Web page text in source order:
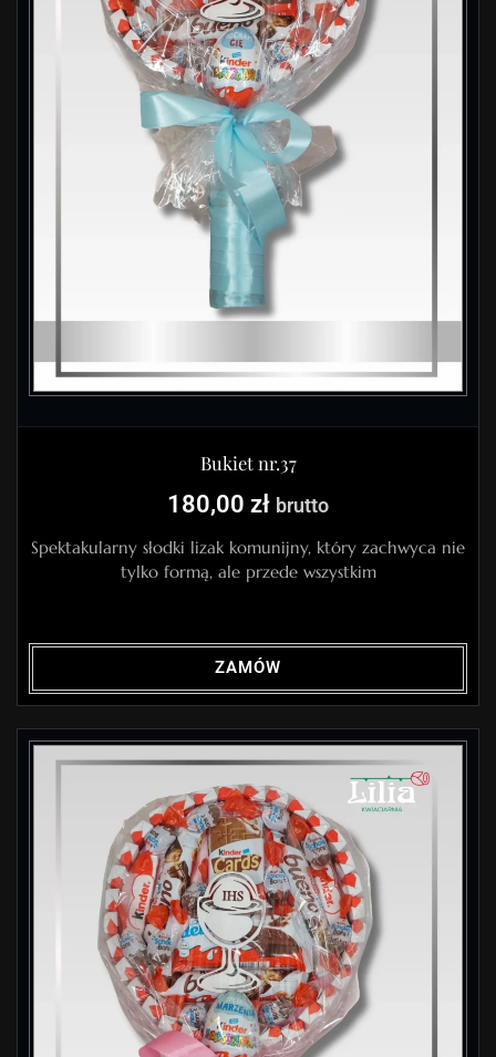
Bukiet nr.37
180,00 zł brutto
Spektakularny słodki lizak komunijny, który zachwyca nie
tylko formą, ale przede wszystkim
ZAMÓW